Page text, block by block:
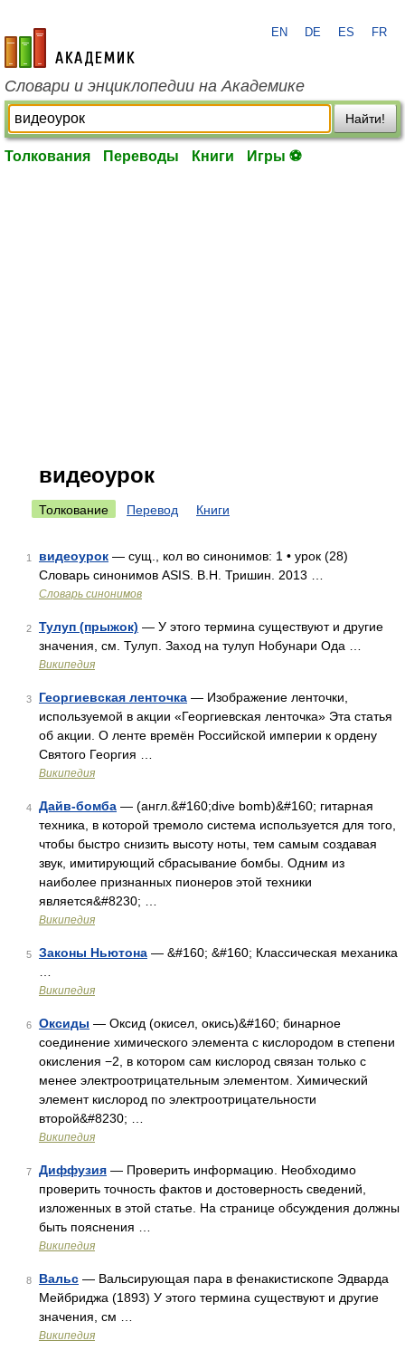
academic.ru
EN DE ES FR
Словари и энциклопедии на Академике
Найти!
Толкования Переводы Книги Игры ⚽
видеоурок
Толкование Перевод Книги
1 видеоурок — сущ., кол во синонимов: 1 • урок (28)
Словарь синонимов ASIS. В.Н. Тришин. 2013 …
Словарь синонимов
2 Тулуп (прыжок) — У этого термина существуют и другие
значения, см. Тулуп. Заход на тулуп Нобунари Ода …
Википедия
3 Георгиевская ленточка — Изображение ленточки,
используемой в акции «Георгиевская ленточка» Эта статья
об акции. О ленте времён Российской империи к ордену
Святого Георгия …
Википедия
4 Дайв-бомба — (англ.&#160;dive bomb)&#160; гитарная
техника, в которой тремоло система используется для того,
чтобы быстро снизить высоту ноты, тем самым создавая
звук, имитирующий сбрасывание бомбы. Одним из
наиболее признанных пионеров этой техники
является&#8230; …
Википедия
5 Законы Ньютона — &#160; &#160; Классическая механика
Википедия
6 Оксиды — Оксид (окисел, окись)&#160; бинарное
соединение химического элемента с кислородом в степени
окисления −2, в котором сам кислород связан только с
менее электроотрицательным элементом. Химический
элемент кислород по электроотрицательности
второй&#8230; …
Википедия
7 Диффузия — Проверить информацию. Необходимо
проверить точность фактов и достоверность сведений,
изложенных в этой статье. На странице обсуждения должны
быть пояснения …
Википедия
8 Вальс — Вальсирующая пара в фенакистископе Эдварда
Мейбриджа (1893) У этого термина существуют и другие
значения, см …
Википедия